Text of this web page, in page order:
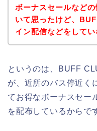
ボーナスセールなど
いて思ったけど、
イン配信などをしてい
というのは、BUFF
が、近所のバス停近く
てお得なボーナスセー
を配布しているからで